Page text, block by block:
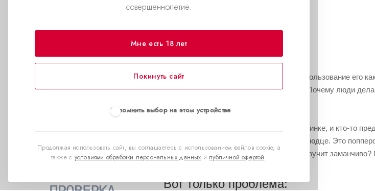
совершеннолетие.
Мне есть 18 лет
Покинуть сайт
Запомнить выбор на этом устройстве
Продолжая использовать сайт, вы соглашаетесь с использованием файлов cookie, а
также с условиями обработки персональных данных и публичной офертой.
Ошибки использования попперс
Что важно знать?
Вдыхание попперса для эрекции или использование его
правда? Но остановитесь на мгновение. Почему люди
Представьте себе сценарий: вы на вечеринке, и кто-то
ваше настроение, наливая жидкость в блюдце. Это
обещает мгновенное чувство эйфории. Звучит
Вот только проблема: